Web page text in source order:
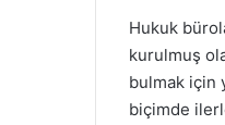
Hukuk
kurulmuş
bulmak için
biçimde